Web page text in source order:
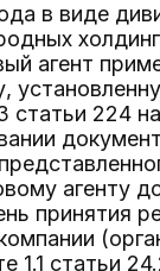
в виде
агент
статьи 224
агенту
принятия
1.1 статьи